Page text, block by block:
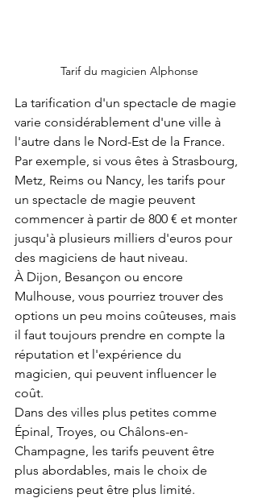
Tarif du magicien Alphonse
La tarification d'un spectacle de magie
varie considérablement d'une ville à
l'autre dans le Nord-Est de la France.
Par exemple, si vous êtes à Strasbourg,
Metz, Reims ou Nancy, les tarifs pour
un spectacle de magie peuvent
commencer à partir de 800 € et monter
jusqu'à plusieurs milliers d'euros pour
des magiciens de haut niveau.
À Dijon, Besançon ou encore
Mulhouse, vous pourriez trouver des
options un peu moins coûteuses, mais
il faut toujours prendre en compte la
réputation et l'expérience du
magicien, qui peuvent influencer le
coût.
Dans des villes plus petites comme
Épinal, Troyes, ou Châlons-en-
Champagne, les tarifs peuvent être
plus abordables, mais le choix de
magiciens peut être plus limité.